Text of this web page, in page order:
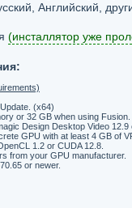
Английский,
(инсталлятор уже
(x64)
or 32 GB when using Fusion.
Design Desktop Video 12.9
GPU with at least 4 GB of
1.2 or CUDA 12.8.
from your GPU manufacturer.
or newer.